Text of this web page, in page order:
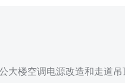
大楼空调电源改造和走道